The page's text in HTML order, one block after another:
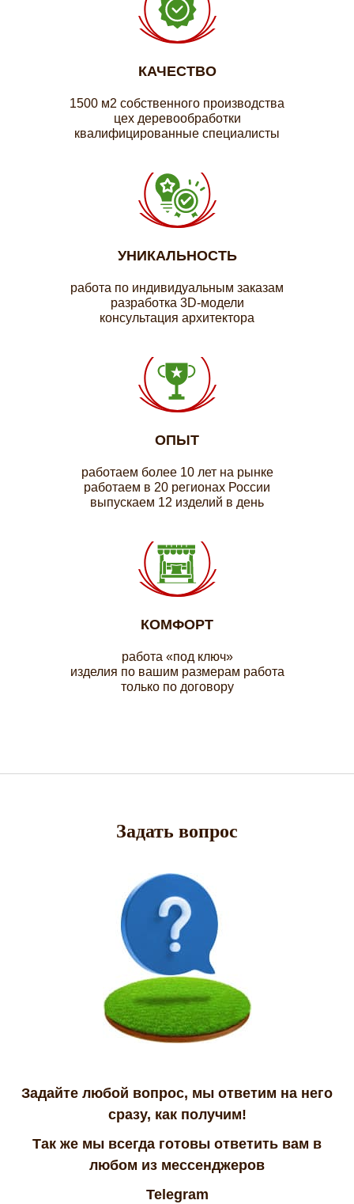
КАЧЕСТВО
1500 м2 собственного производства
цех деревообработки
квалифицированные специалисты
УНИКАЛЬНОСТЬ
работа по индивидуальным заказам
разработка 3D-модели
консультация архитектора
ОПЫТ
работаем более 10 лет на рынке
работаем в 20 регионах России
выпускаем 12 изделий в день
КОМФОРТ
работа «под ключ»
изделия по вашим размерам работа
только по договору
Задать вопрос
Задайте любой вопрос, мы ответим на него
сразу, как получим!
Так же мы всегда готовы ответить вам в
любом из мессенджеров
Telegram